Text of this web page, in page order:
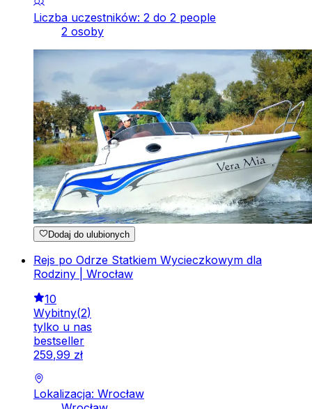
Liczba uczestników: 2 do 2 people
2 osoby
Dodaj do ulubionych
Rejs po Odrze Statkiem Wycieczkowym dla
Rodziny | Wrocław
10
Wybitny(2)
tylko u nas
bestseller
259,99 zł
Lokalizacja: Wrocław